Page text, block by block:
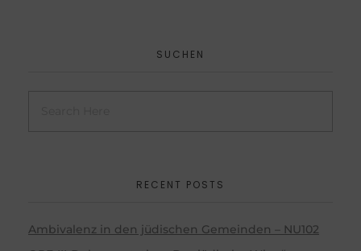
SUCHEN
RECENT POSTS
Ambivalenz in den jüdischen Gemeinden – NU102